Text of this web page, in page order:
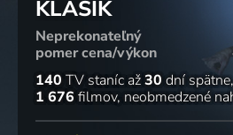
KLASIK
Neprekonateľný
pomer cena/výkon
140 TV staníc až30 dní spätne
1 676 filmov neobmedzené